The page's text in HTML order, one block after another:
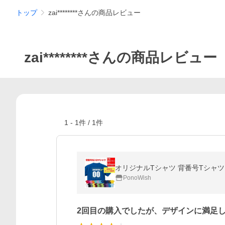
トップ zai********さんの商品レビュー
zai********さんの商品レビュー
1 - 1件 / 1件
PonoWish
2回目の購入でしたが、デザインに満足